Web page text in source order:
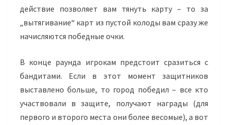
действие позволяет вам тянуть карту – то за
„вытягивание“ карт из пустой колоды вам сразу же
начисляются победные очки.
В конце раунда игрокам предстоит сразиться с
бандитами. Если в этот момент защитников
выставлено больше, то город победил – все кто
участвовали в защите, получают награды (для
первого и второго места они более весомые), а вот